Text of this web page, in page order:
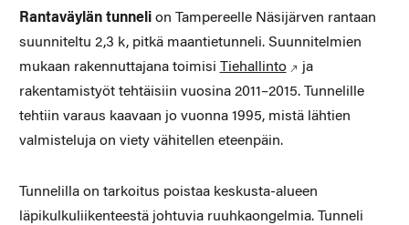
Rantaväylän tunnelion Tampereelle Näsijärven rantaan
suunniteltu 2,3 k, pitkä maantietunneli. Suunnitelmien
mukaan rakennuttajana toimisi Tiehallinto
ja
rakentamistyöt tehtäisiin vuosina 2011–2015. Tunnelille
tehtiin varaus kaavaan jo vuonna 1995, mistä lähtien
valmisteluja on viety vähitellen eteenpäin.
Tunnelilla on tarkoitus poistaa keskusta-alueen
läpikulkuliikenteestä johtuvia ruuhkaongelmia. Tunneli